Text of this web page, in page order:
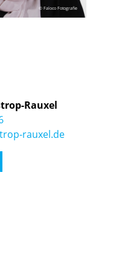
© Faloco Fotografie
Rauxel
rauxel.de